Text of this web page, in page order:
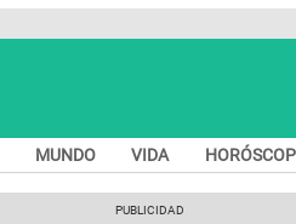
MUNDO VIDA